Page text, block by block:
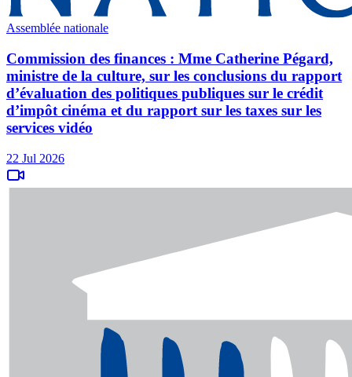
Assemblée nationale
Commission des finances : Mme Catherine Pégard,
ministre de la culture, sur les conclusions du rapport
d’évaluation des politiques publiques sur le crédit
d’impôt cinéma et du rapport sur les taxes sur les
services vidéo
22 Jul 2026